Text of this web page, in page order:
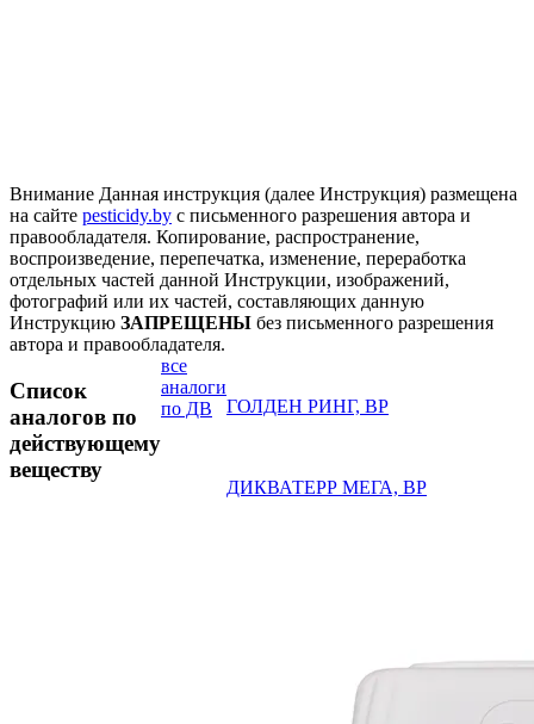
Внимание Данная инструкция (далее Инструкция) размещена
на сайте pesticidy.by с письменного разрешения автора и
правообладателя. Копирование, распространение,
воспроизведение, перепечатка, изменение, переработка
отдельных частей данной Инструкции, изображений,
фотографий или их частей, составляющих данную
Инструкцию ЗАПРЕЩЕНЫ без письменного разрешения
автора и правообладателя.
Список
аналогов по
действующему
веществу
все
аналоги
по ДВ
ГОЛДЕН РИНГ, ВР
ДИКВАТЕРР МЕГА, ВР